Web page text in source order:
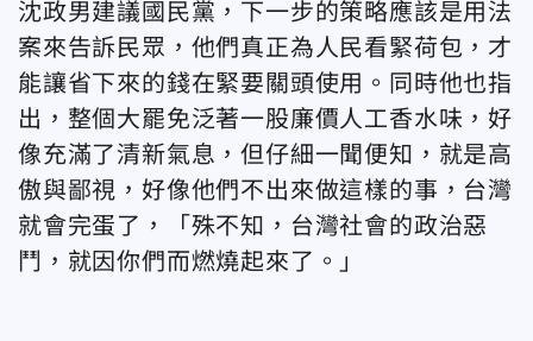
沈政男建議國民黨，下一步的策略應該是用法
案來告訴民眾，他們真正為人民看緊荷包，才
能讓省下來的錢在緊要關頭使用。同時他也指
出，整個大罷免泛著一股廉價人工香水味，好
像充滿了清新氣息，但仔細一聞便知，就是高
傲與鄙視，好像他們不出來做這樣的事，台灣
就會完蛋了，「殊不知，台灣社會的政治惡
鬥，就因你們而燃燒起來了。」